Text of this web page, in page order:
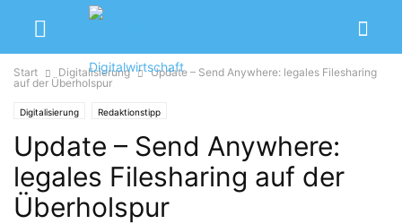
Start Digitalisierung
Update – Send Anywhere: legales Filesharing
auf der Überholspur
Digitalisierung Redaktionstipp
Update – Send Anywhere:
legales Filesharing auf der
Überholspur